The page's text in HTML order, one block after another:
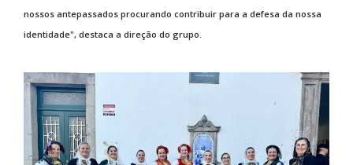
nossos antepassados procurando contribuir para a defesa da nossa
identidade", destaca a direção do grupo.